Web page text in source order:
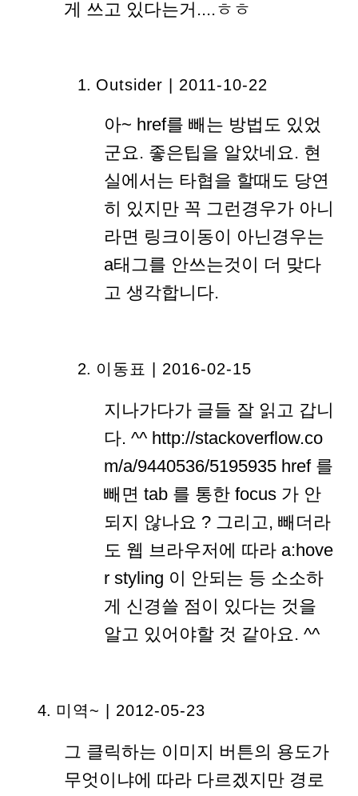
게 쓰고 있다는거....ㅎㅎ
Outsider | 2011-10-22
아~ href를 빼는 방법도 있었
군요. 좋은팁을 알았네요. 현
실에서는 타협을 할때도 당연
히 있지만 꼭 그런경우가 아니
라면 링크이동이 아닌경우는
a태그를 안쓰는것이 더 맞다
고 생각합니다.
이동표 | 2016-02-15
지나가다가 글들 잘 읽고 갑니
다. ^^ http://stackoverflow.co
m/a/9440536/5195935 href 를
빼면 tab 를 통한 focus 가 안
되지 않나요 ? 그리고, 빼더라
도 웹 브라우저에 따라 a:hove
r styling 이 안되는 등 소소하
게 신경쓸 점이 있다는 것을
알고 있어야할 것 같아요. ^^
미역~ | 2012-05-23
그 클릭하는 이미지 버튼의 용도가
무엇이냐에 따라 다르겠지만 경로